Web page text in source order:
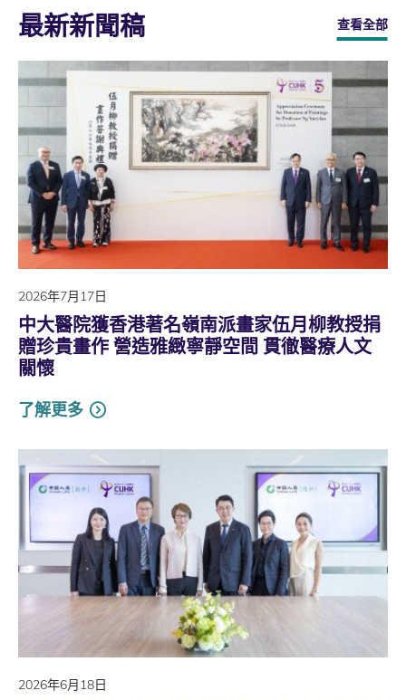
最新新聞稿 查看全部
2026年7月17日
中大醫院獲香港著名嶺南派畫家伍月柳教授捐
贈珍貴畫作 營造雅緻寧靜空間 貫徹醫療人文
關懷
了解更多
2026年6月18日